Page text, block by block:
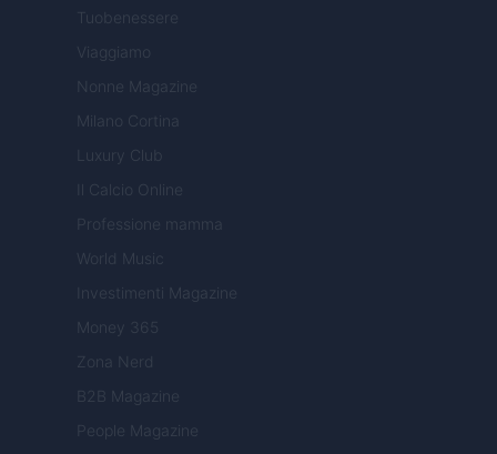
Tuobenessere
Viaggiamo
Nonne Magazine
Milano Cortina
Luxury Club
Il Calcio Online
Professione mamma
World Music
Investimenti Magazine
Money 365
Zona Nerd
B2B Magazine
People Magazine